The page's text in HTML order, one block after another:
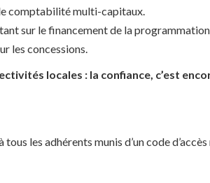
comptabilité multi-capitaux.
sur le financement de la
les concessions.
locales : la confiance, c’est
les adhérents munis d’un code